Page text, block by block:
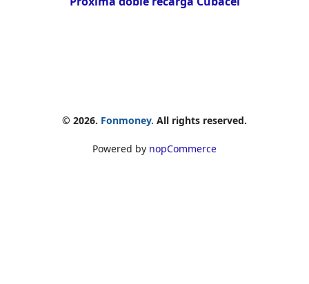
© 2026. Fonmoney. All rights reserved.
Powered by nopCommerce